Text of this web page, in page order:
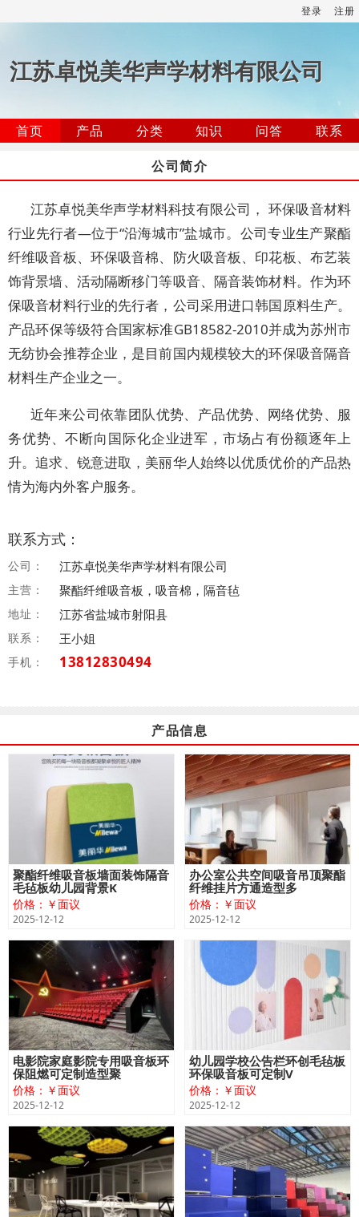
登录 注册
江苏卓悦美华声学材料有限公司
首页 产品 分类 知识 问答
联系
公司简介
江苏卓悦美华声学材料科技有限公司， 环保吸音材料
行业先行者—位于“沿海城市”盐城市。公司专业生产聚酯
纤维吸音板、环保吸音棉、防火吸音板、印花板、布艺装
饰背景墙、活动隔断移门等吸音、隔音装饰材料。作为环
保吸音材料行业的先行者，公司采用进口韩国原料生产。
产品环保等级符合国家标准GB18582-2010并成为苏州市
无纺协会推荐企业，是目前国内规模较大的环保吸音隔音
材料生产企业之一。
近年来公司依靠团队优势、产品优势、网络优势、服
务优势、不断向国际化企业进军，市场占有份额逐年上
升。追求、锐意进取，美丽华人始终以优质优价的产品热
情为海内外客户服务。
联系方式：
公司： 江苏卓悦美华声学材料有限公司
主营： 聚酯纤维吸音板，吸音棉，隔音毡
地址： 江苏省盐城市射阳县
联系： 王小姐
手机： 13812830494
产品信息
聚酯纤维吸音板墙面装饰隔音
毛毡板幼儿园背景K
价格：￥面议
2025-12-12
办公室公共空间吸音吊顶聚酯
纤维挂片方通造型多
价格：￥面议
2025-12-12
电影院家庭影院专用吸音板环
保阻燃可定制造型聚
价格：￥面议
2025-12-12
幼儿园学校公告栏环创毛毡板
环保吸音板可定制V
价格：￥面议
2025-12-12